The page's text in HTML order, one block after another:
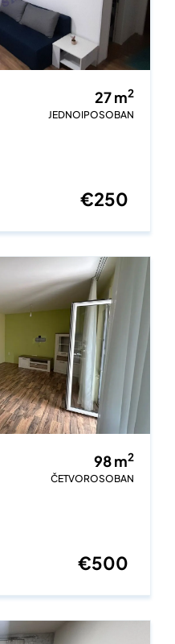
27m2
JEDNOIPOSOBAN
€250
98m2
ČETVOROSOBAN
€500